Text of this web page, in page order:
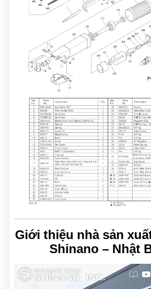
Giới thiệu nhà sản
Shinano – Nhật